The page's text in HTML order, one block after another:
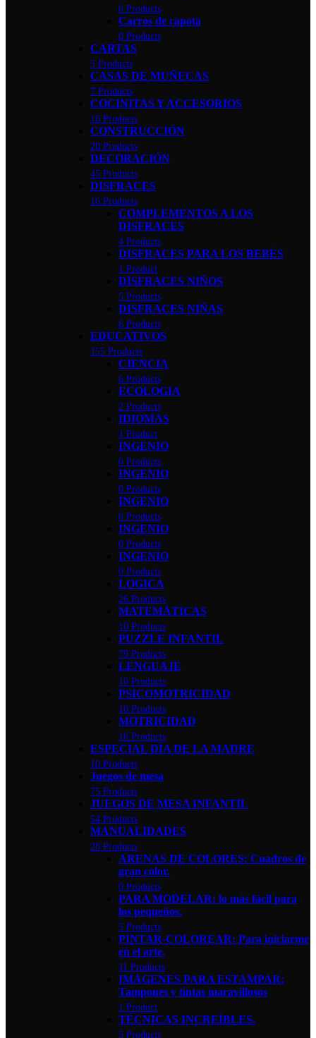
0 Products
Carros de capota
0 Products
CARTAS
5 Products
CASAS DE MUÑECAS
7 Products
COCINITAS Y ACCESORIOS
16 Products
CONSTRUCCIÓN
20 Products
DECORACIÓN
45 Products
DISFRACES
16 Products
COMPLEMENTOS A LOS
DISFRACES
4 Products
DISFRACES PARA LOS BEBÉS
1 Product
DISFRACES NIÑOS
5 Products
DISFRACES NIÑAS
6 Products
EDUCATIVOS
155 Products
CIENCIA
6 Products
ECOLOGIA
2 Products
IDIOMAS
1 Product
INGENIO
0 Products
INGENIO
0 Products
INGENIO
0 Products
INGENIO
0 Products
INGENIO
0 Products
LOGICA
26 Products
MATEMÁTICAS
10 Products
PUZZLE INFANTIL
79 Products
LENGUAJE
10 Products
PSICOMOTRICIDAD
10 Products
MOTRICIDAD
16 Products
ESPECIAL DÍA DE LA MADRE
10 Products
Juegos de mesa
75 Products
JUEGOS DE MESA INFANTIL
54 Products
MANUALIDADES
28 Products
ARENAS DE COLORES: Cuadros de
gran color.
0 Products
PARA MODELAR: lo más fácil para
los pequeños.
5 Products
PINTAR-COLOREAR: Para iniciarme
en el arte.
11 Products
IMÁGENES PARA ESTAMPAR:
Tampones y tintas maravillosos
1 Product
TÉCNICAS INCREÍBLES.
5 Products